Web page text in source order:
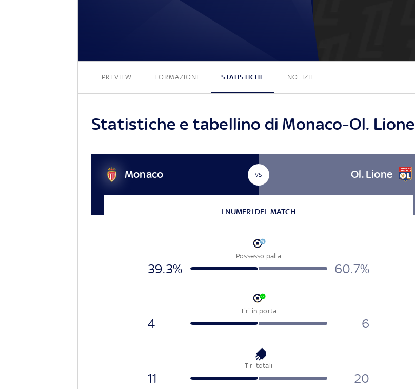
PREVIEW FORMAZIONI STATISTICHE NOTIZIE
Statistiche e tabellino di Monaco-Ol. Lione
Monaco VS Ol. Lione
I NUMERI DEL MATCH
Possesso palla
39.3% 60.7%
Tiri in porta
4 6
Tiri totali
11 20